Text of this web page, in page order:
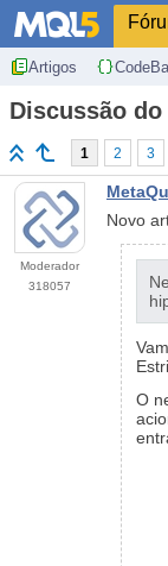
Artigos
Discussão
1 2 3
Moderador
318057
Novo
O